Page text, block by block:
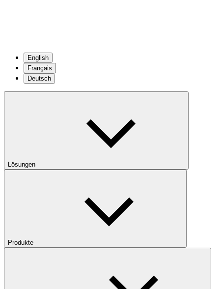
English
Français
Deutsch
Lösungen
Produkte